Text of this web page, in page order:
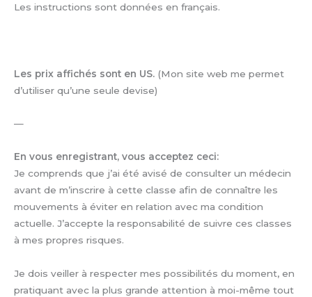
Les instructions sont données en français.
Les prix affichés sont en US. (Mon site web me permet
d’utiliser qu’une seule devise)
—
En vous enregistrant, vous acceptez ceci:
Je comprends que j’ai été avisé de consulter un médecin
avant de m’inscrire à cette classe afin de connaître les
mouvements à éviter en relation avec ma condition
actuelle. J’accepte la responsabilité de suivre ces classes
à mes propres risques.
Je dois veiller à respecter mes possibilités du moment, en
pratiquant avec la plus grande attention à moi-même tout